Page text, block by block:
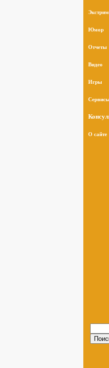
Юмор
Отчеты
Видео
Игры
О cайте